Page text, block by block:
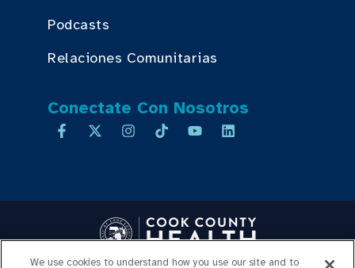
Podcasts
Relaciones Comunitarias
Conectate Con Nosotros
We use cookies to understand how you use our site and to